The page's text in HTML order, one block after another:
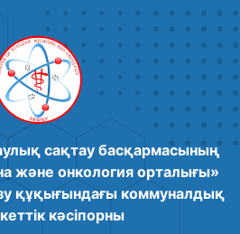
сақтау басқармасының
және онкология орталығы»
құқығындағы коммуналдық
кәсіпорны